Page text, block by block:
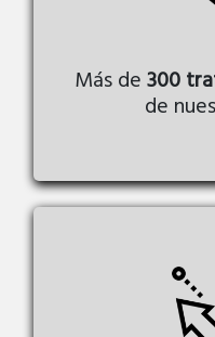
Más de300
de